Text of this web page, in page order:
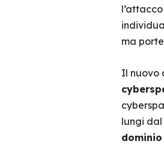
ma
Il nuovo
lungi